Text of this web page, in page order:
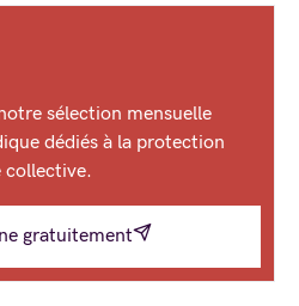
sélection mensuelle
dédiés à la protection
collective.
gratuitement